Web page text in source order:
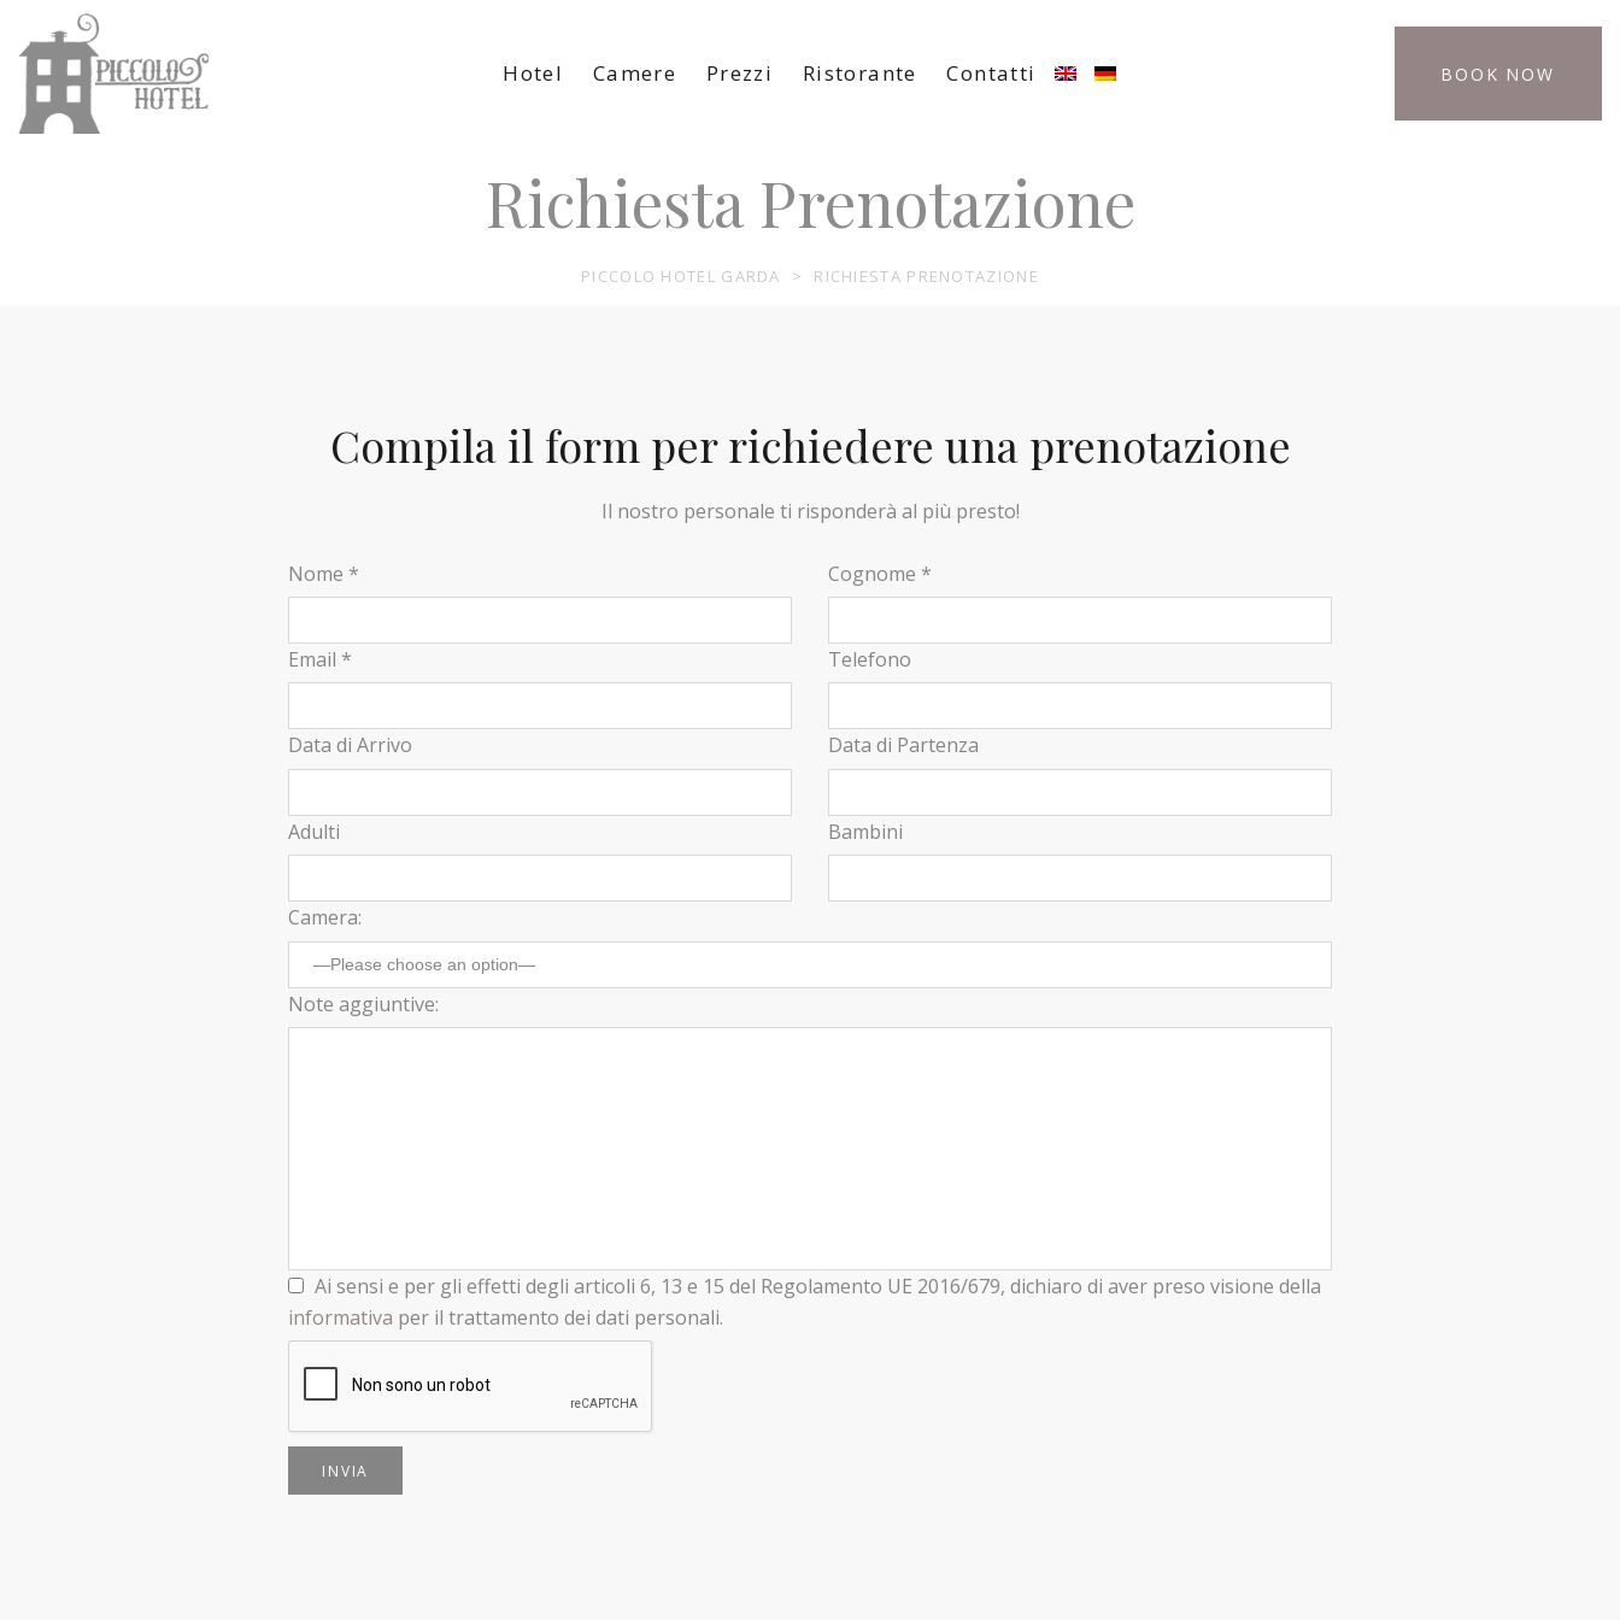
Hotel Camere Prezzi Ristorante Contatti BOOK NOW
Richiesta Prenotazione
PICCOLO HOTEL GARDA > RICHIESTA PRENOTAZIONE
Compila il form per richiedere una prenotazione
Il nostro personale ti risponderà al più presto!
Nome * Cognome *
Email * Telefono
Data di Arrivo Data di Partenza
Adulti Bambini
Camera:
Note aggiuntive:
Ai sensi e per gli effetti degli articoli 6, 13 e 15 del Regolamento UE 2016/679, dichiaro di aver preso visione della
informativa per il trattamento dei dati personali.